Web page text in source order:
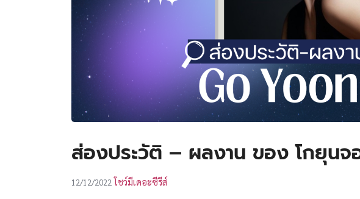
ส่องประวัติ – ผลงาน ของ โกยุน
12/12/2022 โชว์มีเดอะซีรีส์